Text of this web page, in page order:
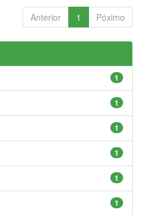
Anterior 1 Póximo
1
1
1
1
1
1